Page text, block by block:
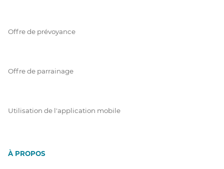
Offre de prévoyance
Offre de parrainage
Utilisation de l'application mobile
À PROPOS